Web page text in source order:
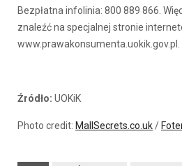
Bezpłatna infolinia: 800 889 866.
znaleźć na specjalnej stronie
www.prawakonsumenta.uokik.gov.pl.
Źródło: UOKiK
Photo credit: MallSecrets.co.uk/